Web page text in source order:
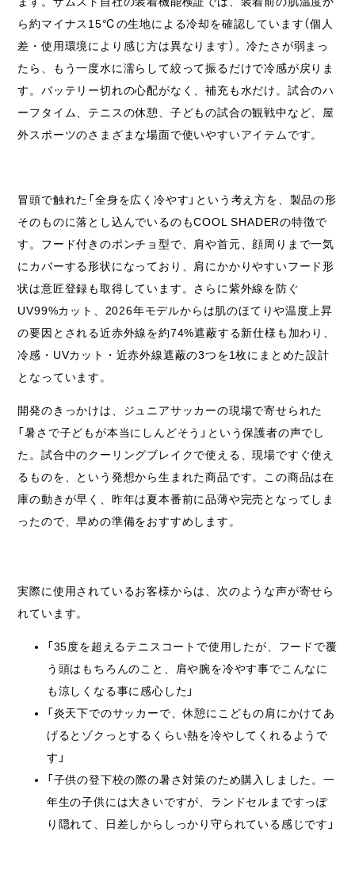
ら約マイナス15℃の生地による冷却を確認しています（個人
差・使用環境により感じ方は異なります）。冷たさが弱まっ
たら、もう一度水に濡らして絞って振るだけで冷感が戻りま
す。バッテリー切れの心配がなく、補充も水だけ。試合のハ
ーフタイム、テニスの休憩、子どもの試合の観戦中など、屋
外スポーツのさまざまな場面で使いやすいアイテムです。
冒頭で触れた「全身を広く冷やす」という考え方を、製品の形
そのものに落とし込んでいるのもCOOL SHADERの特徴で
す。フード付きのポンチョ型で、肩や首元、顔周りまで一気
にカバーする形状になっており、肩にかかりやすいフード形
状は意匠登録も取得しています。さらに紫外線を防ぐ
UV99%カット、2026年モデルからは肌のほてりや温度上昇
の要因とされる近赤外線を約74%遮蔽する新仕様も加わり、
冷感・UVカット・近赤外線遮蔽の3つを1枚にまとめた設計
となっています。
開発のきっかけは、ジュニアサッカーの現場で寄せられた
「暑さで子どもが本当にしんどそう」という保護者の声でし
た。試合中のクーリングブレイクで使える、現場ですぐ使え
るものを、という発想から生まれた商品です。この商品は在
庫の動きが早く、昨年は夏本番前に品薄や完売となってしま
ったので、早めの準備をおすすめします。
実際に使用されているお客様からは、次のような声が寄せら
れています。
「35度を超えるテニスコートで使用したが、フードで覆
う頭はもちろんのこと、肩や腕を冷やす事でこんなに
も涼しくなる事に感心した」
「炎天下でのサッカーで、休憩にこどもの肩にかけてあ
げるとゾクっとするくらい熱を冷やしてくれるようで
す」
「子供の登下校の際の暑さ対策のため購入しました。一
年生の子供には大きいですが、ランドセルまですっぽ
り隠れて、日差しからしっかり守られている感じです」